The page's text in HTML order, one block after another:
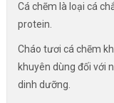
Cá chẽm là loại cá
protein.
Cháo tươi cá chẽm
khuyên dùng đối với
dinh dưỡng.